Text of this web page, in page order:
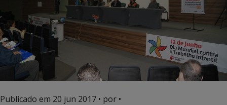
Publicado em 20 jun 2017 • por •